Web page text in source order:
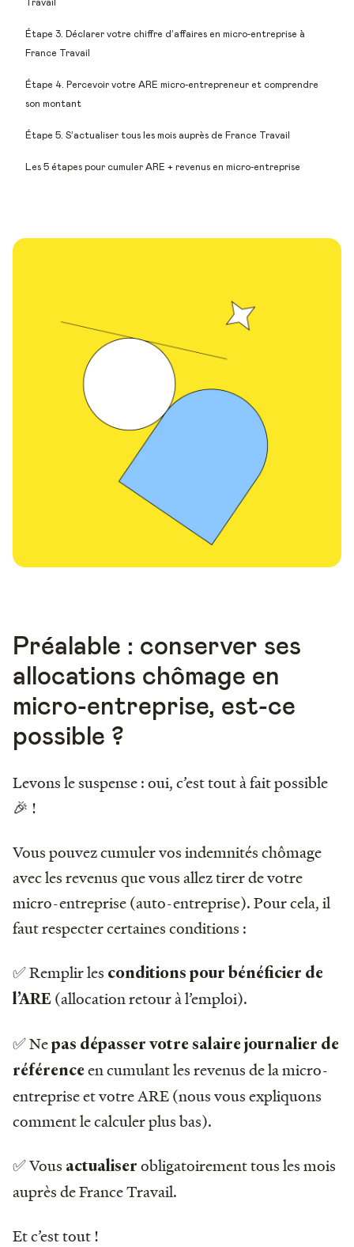
Travail
Étape 3. Déclarer votre chiffre d’affaires en micro-entreprise à
France Travail
Étape 4. Percevoir votre ARE micro-entrepreneur et comprendre
son montant
Étape 5. S’actualiser tous les mois auprès de France Travail
Les 5 étapes pour cumuler ARE + revenus en micro-entreprise
Préalable : conserver ses
allocations chômage en
micro-entreprise, est-ce
possible ?
Levons le suspense : oui, c’est tout à fait possible
🎉 !
Vous pouvez cumuler vos indemnités chômage
avec les revenus que vous allez tirer de votre
micro-entreprise (auto-entreprise). Pour cela, il
faut respecter certaines conditions :
✅ Remplir les conditions pour bénéficier de
l’ARE (allocation retour à l’emploi).
✅ Nepas dépasser votre salaire journalier de
référenceen cumulant les revenus de la micro-
entreprise et votre ARE (nous vous expliquons
comment le calculer plus bas).
✅ Vous actualiser obligatoirement tous les mois
auprès de France Travail.
Et c’est tout !